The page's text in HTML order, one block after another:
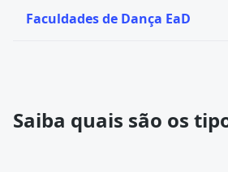
Faculdades de Dança EaD
Saiba quais são os